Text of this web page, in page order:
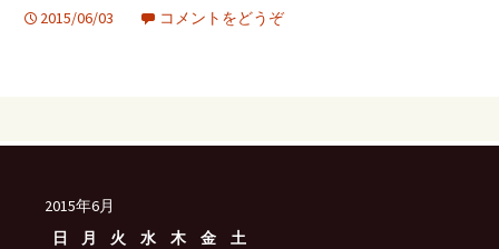
2015/06/03 コメントをどうぞ
2015年6月
日
月 火 水 木 金
土